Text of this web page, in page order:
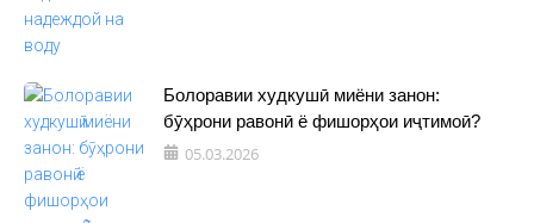
Болоравии худкушӣ миёни занон:
бӯҳрони равонӣ ё фишорҳои иҷтимоӣ?
05.03.2026